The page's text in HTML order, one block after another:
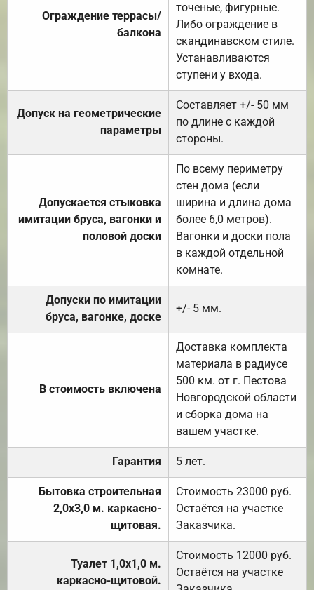
Ограждение террасы/
балкона
точеные, фигурные.
Либо ограждение в
скандинавском стиле.
Устанавливаются
ступени у входа.
Допуск на геометрические
параметры
Составляет +/- 50 мм
по длине с каждой
стороны.
Допускается стыковка
имитации бруса, вагонки и
половой доски
По всему периметру
стен дома (если
ширина и длина дома
более 6,0 метров).
Вагонки и доски пола
в каждой отдельной
комнате.
Допуски по имитации
бруса, вагонке, доске
+/- 5 мм.
В стоимость включена
Доставка комплекта
материала в радиусе
500 км. от г. Пестова
Новгородской области
и сборка дома на
вашем участке.
Гарантия 5 лет.
Бытовка строительная
2,0х3,0 м. каркасно-
щитовая.
Стоимость 23000 руб.
Остаётся на участке
Заказчика.
Туалет 1,0х1,0 м.
каркасно-щитовой.
Стоимость 12000 руб.
Остаётся на участке